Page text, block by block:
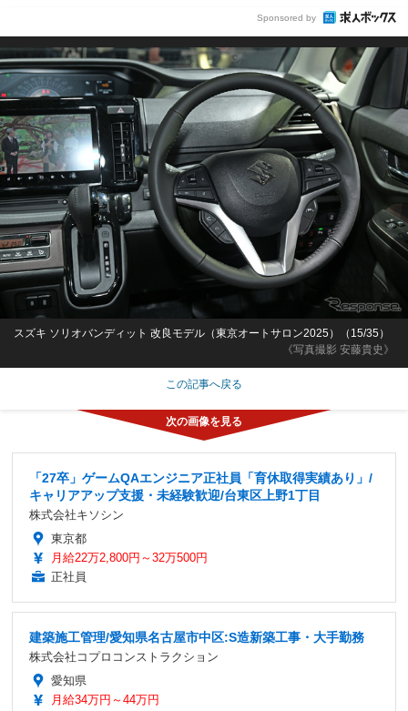
Sponsored by
《写真撮影 安藤貴史》
スズキ ソリオバンディット 改良モデル（東京オートサロン2025）（15/35）
この記事へ戻る
「27卒」ゲームQAエンジニア正社員「育休取得実績あり」/
キャリアアップ支援・未経験歓迎/台東区上野1丁目
株式会社キソシン
東京都
月給22万2,800円～32万500円
正社員
建築施工管理/愛知県名古屋市中区:S造新築工事・大手勤務
株式会社コプロコンストラクション
愛知県
月給34万円～44万円